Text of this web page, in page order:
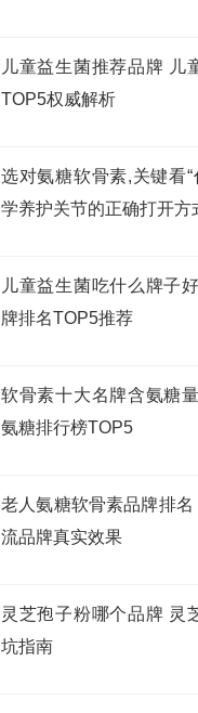
儿童益生菌推荐品牌 儿
TOP5权威解析
选对氨糖软骨素,关键看
学养护关节的正确打开方
儿童益生菌吃什么牌子
牌排名TOP5推荐
软骨素十大名牌含氨糖
氨糖排行榜TOP5
老人氨糖软骨素品牌排
流品牌真实效果
灵芝孢子粉哪个品牌 灵
坑指南